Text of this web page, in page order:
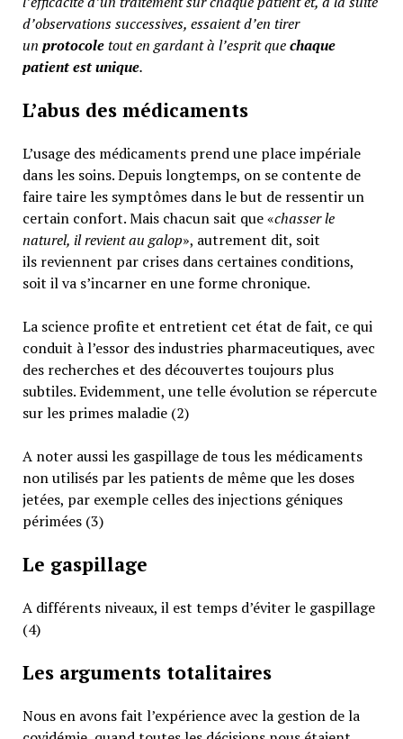
d’observations successives, essaient d’en tirer
un protocoletout en gardant à l’esprit quechaque
patient est unique.
L’abus des médicaments
L’usage des médicaments prend une place impériale
dans les soins. Depuis longtemps, on se contente de
faire taire les symptômes dans le but de ressentir un
certain confort. Mais chacun sait que «chasser le
naturel, il revient au galop», autrement dit, soit
ils reviennent par crises dans certaines conditions,
soit il va s’incarner en une forme chronique.
La science profite et entretient cet état de fait, ce qui
conduit à l’essor des industries pharmaceutiques, avec
des recherches et des découvertes toujours plus
subtiles. Evidemment, une telle évolution se répercute
sur les primes maladie (2)
A noter aussi les gaspillage de tous les médicaments
non utilisés par les patients de même que les doses
jetées, par exemple celles des injections géniques
périmées (3)
Le gaspillage
A différents niveaux, il est temps d’éviter le gaspillage
(4)
Les arguments totalitaires
Nous en avons fait l’expérience avec la gestion de la